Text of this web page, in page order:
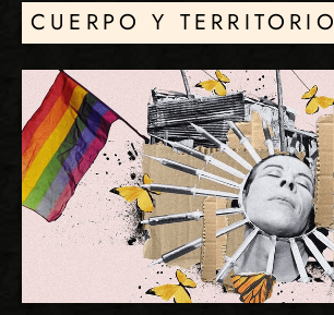
CUERPO Y TERRITORIO